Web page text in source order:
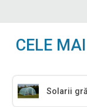
CELE
Solarii